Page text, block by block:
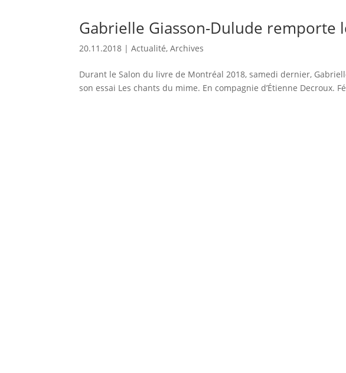
Gabrielle Giasson-Dulude remporte
20.11.2018 |Actualité,Archives
Durant le Salon du livre de Montréal 2018, samedi dernier,
son essai Les chants du mime. En compagnie d’Étienne Decroux.